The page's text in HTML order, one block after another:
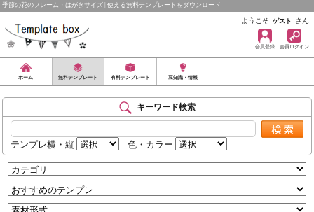
季節の花のフレーム・はがきサイズ | 使える無料テンプレートをダウンロード
ようこそ ゲスト さん
会員登録 会員ログイン
ホーム 無料テンプレート 有料テンプレート 豆知識・情報
キーワード検索
テンプレ横・縦 色・カラー